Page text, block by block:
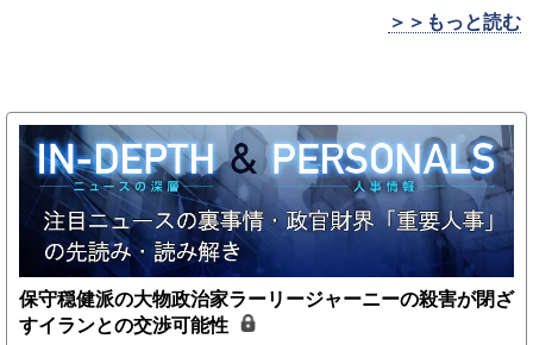
＞＞もっと読む
保守穏健派の大物政治家ラーリージャーニーの殺害が閉ざ
すイランとの交渉可能性